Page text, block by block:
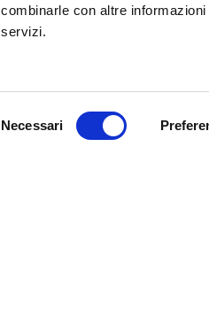
combinarle con altre
servizi.
Necessari